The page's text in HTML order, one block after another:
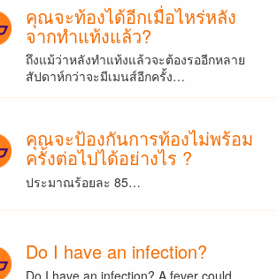
คุณจะท้องได้อีกเมื่อไหร่หลัง
จากทำแท้งแล้ว?
ถึงแม้ว่าหลังทำแท้งแล้วจะต้องรออีกหลาย
สัปดาห์กว่าจะมีเมนส์อีกครั้ง…
คุณจะป้องกันการท้องไม่พร้อม
ครั้งต่อไปได้อย่างไร ?
ประมาณร้อยละ 85…
Do I have an infection?
Do I have an infection? A fever could